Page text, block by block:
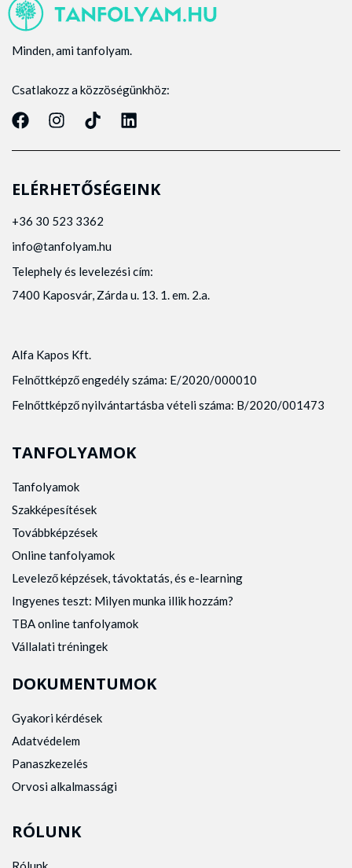
Minden, ami tanfolyam.
Csatlakozz a közzöségünkhöz:
ELÉRHETŐSÉGEINK
+36 30 523 3362
info@tanfolyam.hu
Telephely és levelezési cím:
7400 Kaposvár, Zárda u. 13. 1. em. 2.a.
Alfa Kapos Kft.
Felnőttképző engedély száma: E/2020/000010
Felnőttképző nyilvántartásba vételi száma: B/2020/001473
TANFOLYAMOK
Tanfolyamok
Szakképesítések
Továbbképzések
Online tanfolyamok
Levelező képzések, távoktatás, és e-learning
Ingyenes teszt: Milyen munka illik hozzám?
TBA online tanfolyamok
Vállalati tréningek
DOKUMENTUMOK
Gyakori kérdések
Adatvédelem
Panaszkezelés
Orvosi alkalmassági
RÓLUNK